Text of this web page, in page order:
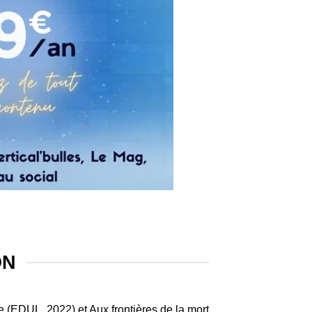
(EDUL, 2022) et Aux frontières de la mort